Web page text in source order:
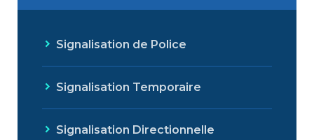
Signalisation de Police
Signalisation Temporaire
Signalisation Directionnelle